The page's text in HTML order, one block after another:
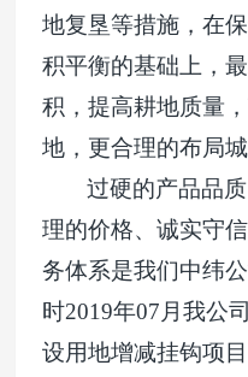
地复垦等措施，在
积平衡的基础上，
积，提高耕地质量
地，更合理的布局城
过硬的产品品
理的价格、诚实守
务体系是我们中纬
时2019年07月我公
设用地增减挂钩项